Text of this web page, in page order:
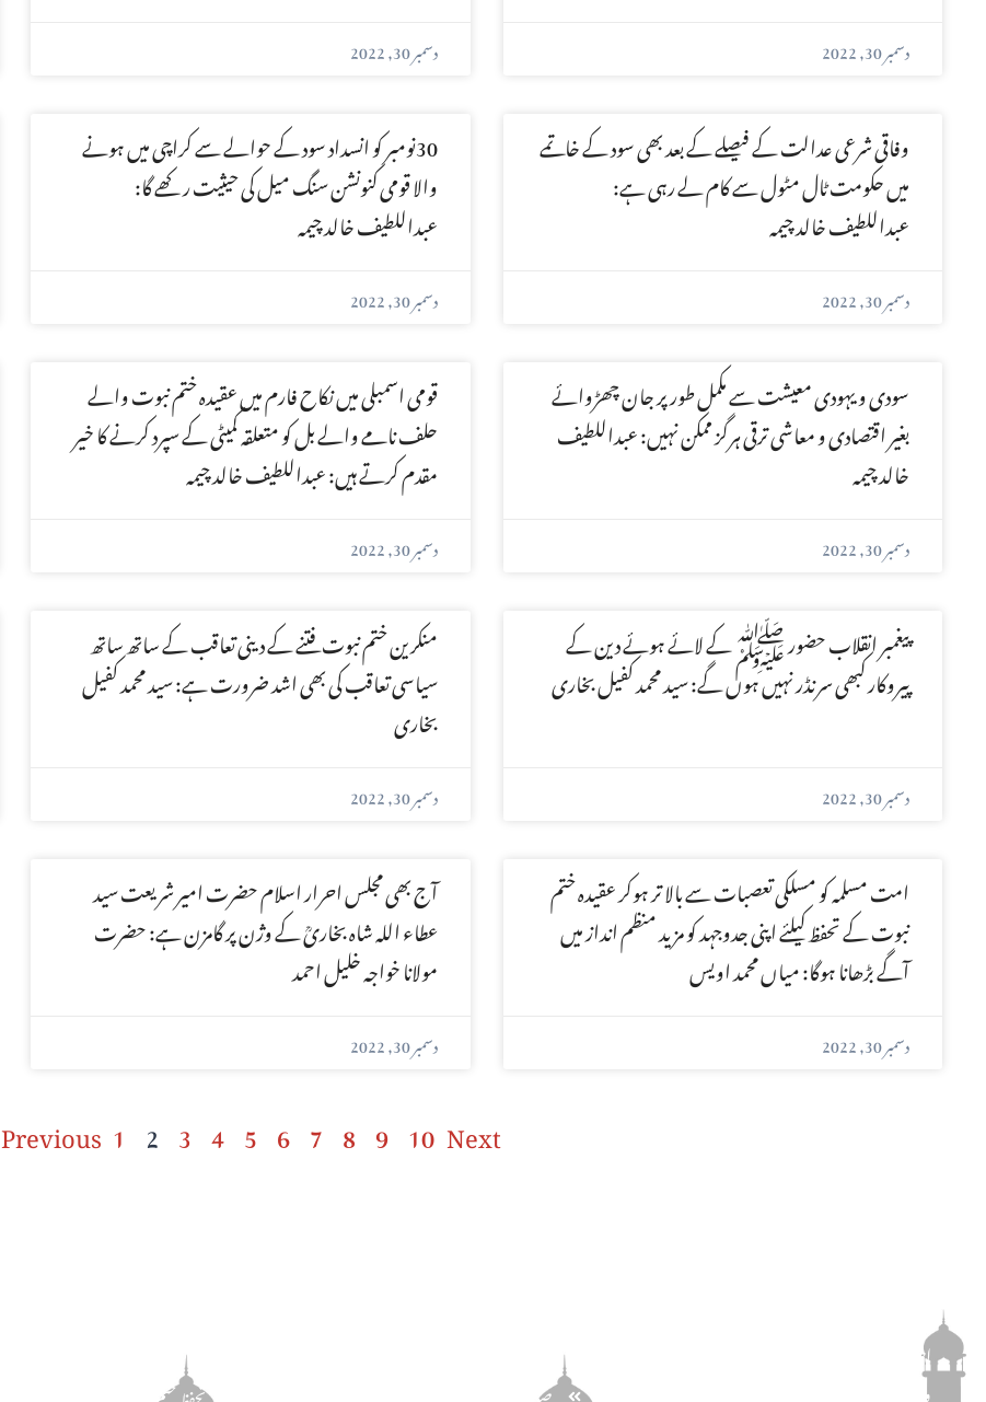
دسمبر 30, 2022 دسمبر 30, 2022
وفاقی شرعی عدالت کے فیصلے کے بعد بھی سود کے خاتمے
میں حکومت ٹال مٹول سے کام لے رہی ہے:
عبداللطیف خالد چیمہ
دسمبر 30, 2022
30نومبر کو انسداد سود کے حوالے سے کراچی میں ہونے
والا قومی کنونشن سنگ میل کی حیثیت رکھے گا:
عبداللطیف خالد چیمہ
دسمبر 30, 2022
سودی و یہودی معیشت سے مکمل طور پر جان چھڑوائے
بغیر اقتصادی و معاشی ترقی ہرگز ممکن نہیں: عبداللطیف
خالد چیمہ
دسمبر 30, 2022
قومی اسمبلی میں نکاح فارم میں عقیدہ ختم نبوت والے
حلف نامے والے بل کو متعلقہ کمیٹی کے سپرد کرنے کا خیر
مقدم کرتے ہیں: عبداللطیف خالد چیمہ
دسمبر 30, 2022
پیغمبر انقلاب حضور ﷺ کے لائے ہوئے دین کے
پیروکار کبھی سرنڈر نہیں ہوں گے: سید محمد کفیل بخاری
دسمبر 30, 2022
منکرین ختم نبوت فتنے کے دینی تعاقب کے ساتھ ساتھ
سیاسی تعاقب کی بھی اشد ضرورت ہے: سید محمد کفیل
بخاری
دسمبر 30, 2022
امت مسلمہ کو مسلکی تعصبات سے بالا تر ہوکر عقیدہ ختم
نبوت کے تحفظ کیلئے اپنی جدوجہد کو مزید منظم انداز میں
آگے بڑھانا ہوگا: میاں محمد اویس
دسمبر 30, 2022
آج بھی مجلس احرار اسلام حضرت امیر شریعت سید
عطاء اللہ شاہ بخاریؒ کے وژن پر گامزن ہے: حضرت
مولانا خواجہ خلیل احمد
دسمبر 30, 2022
Previous 1 2 3 4 5 6 7 8 9 10 Next
وحدت روڈ ، لاہور ، پاکستان